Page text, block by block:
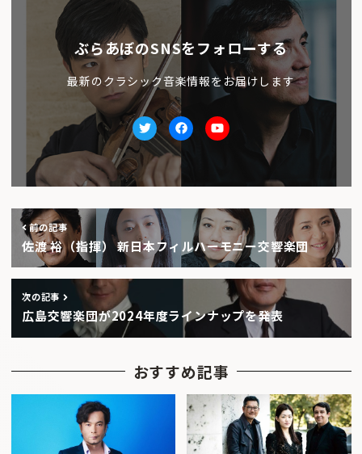
ぶらあぼのSNSをフォローする
最新のクラシック音楽情報をお届けします
TwitterfacebookYoutube
前の記事
佐渡 裕（指揮） 新日本フィルハーモニー交響楽団
次の記事
広島交響楽団が2024年度ラインナップを発表
おすすめ記事